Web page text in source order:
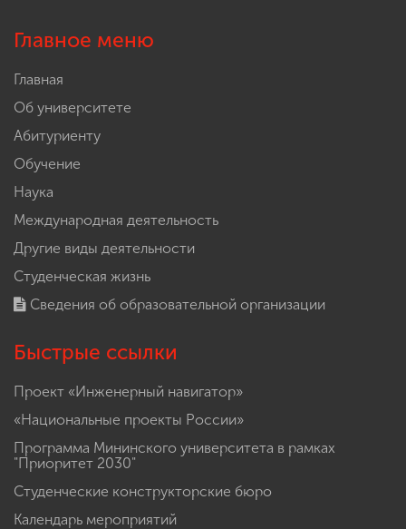
Главное меню
Главная
Об университете
Абитуриенту
Обучение
Наука
Международная деятельность
Другие виды деятельности
Студенческая жизнь
Сведения об образовательной организации
Быстрые ссылки
Проект «Инженерный навигатор»
«Национальные проекты России»
Программа Мининского университета в рамках
"Приоритет 2030"
Студенческие конструкторские бюро
Календарь мероприятий